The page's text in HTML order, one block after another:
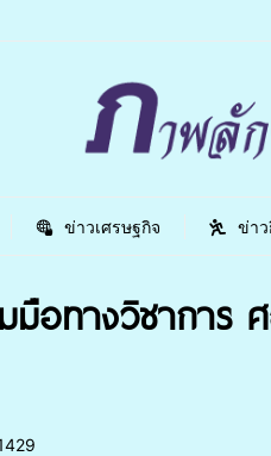
ข่าวเศรษฐกิจ ข่า
มือทางวิชากา